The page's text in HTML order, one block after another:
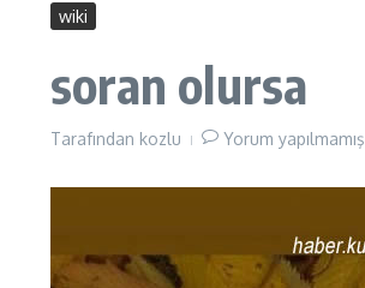
wiki
soran olursa
Tarafından kozlu Yorum yapılmamış